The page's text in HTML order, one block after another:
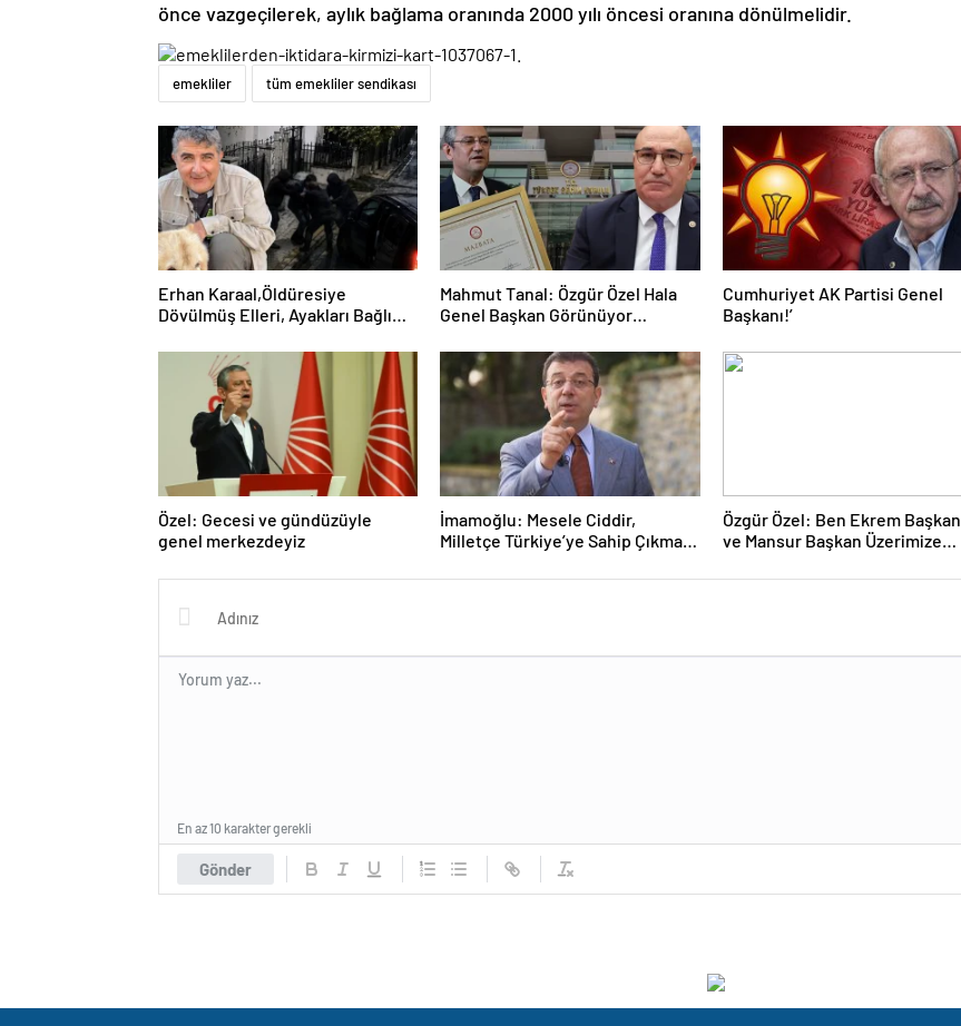
önce vazgeçilerek, aylık bağlama oranında 2000 yılı öncesi oranına dönülmelidir.
emekliler tüm emekliler sendikası
Erhan Karaal,Öldüresiye
Dövülmüş Elleri, Ayakları Bağlı
Mahmut Tanal: Özgür Özel Hala
Genel Başkan Görünüyor…
Cumhuriyet AK Partisi Genel
Başkanı!’
Özel: Gecesi ve gündüzüyle
genel merkezdeyiz
İmamoğlu: Mesele Ciddir,
Milletçe Türkiye’ye Sahip Çıkma
Özgür Özel: Ben Ekrem Başkan
ve Mansur Başkan Üzerimize
Gönder
En az 10 karakter gerekli